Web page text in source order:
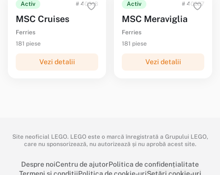
Activ # 40318
MSC Cruises
Ferries
181 piese
Vezi detalii
Activ # 40227
MSC Meraviglia
Ferries
181 piese
Vezi detalii
Site neoficial LEGO. LEGO este o marcă înregistrată a Grupului LEGO,
care nu sponsorizează, nu autorizează și nu aprobă acest site.
Despre noiCentru de ajutorPolitica de confidențialitate